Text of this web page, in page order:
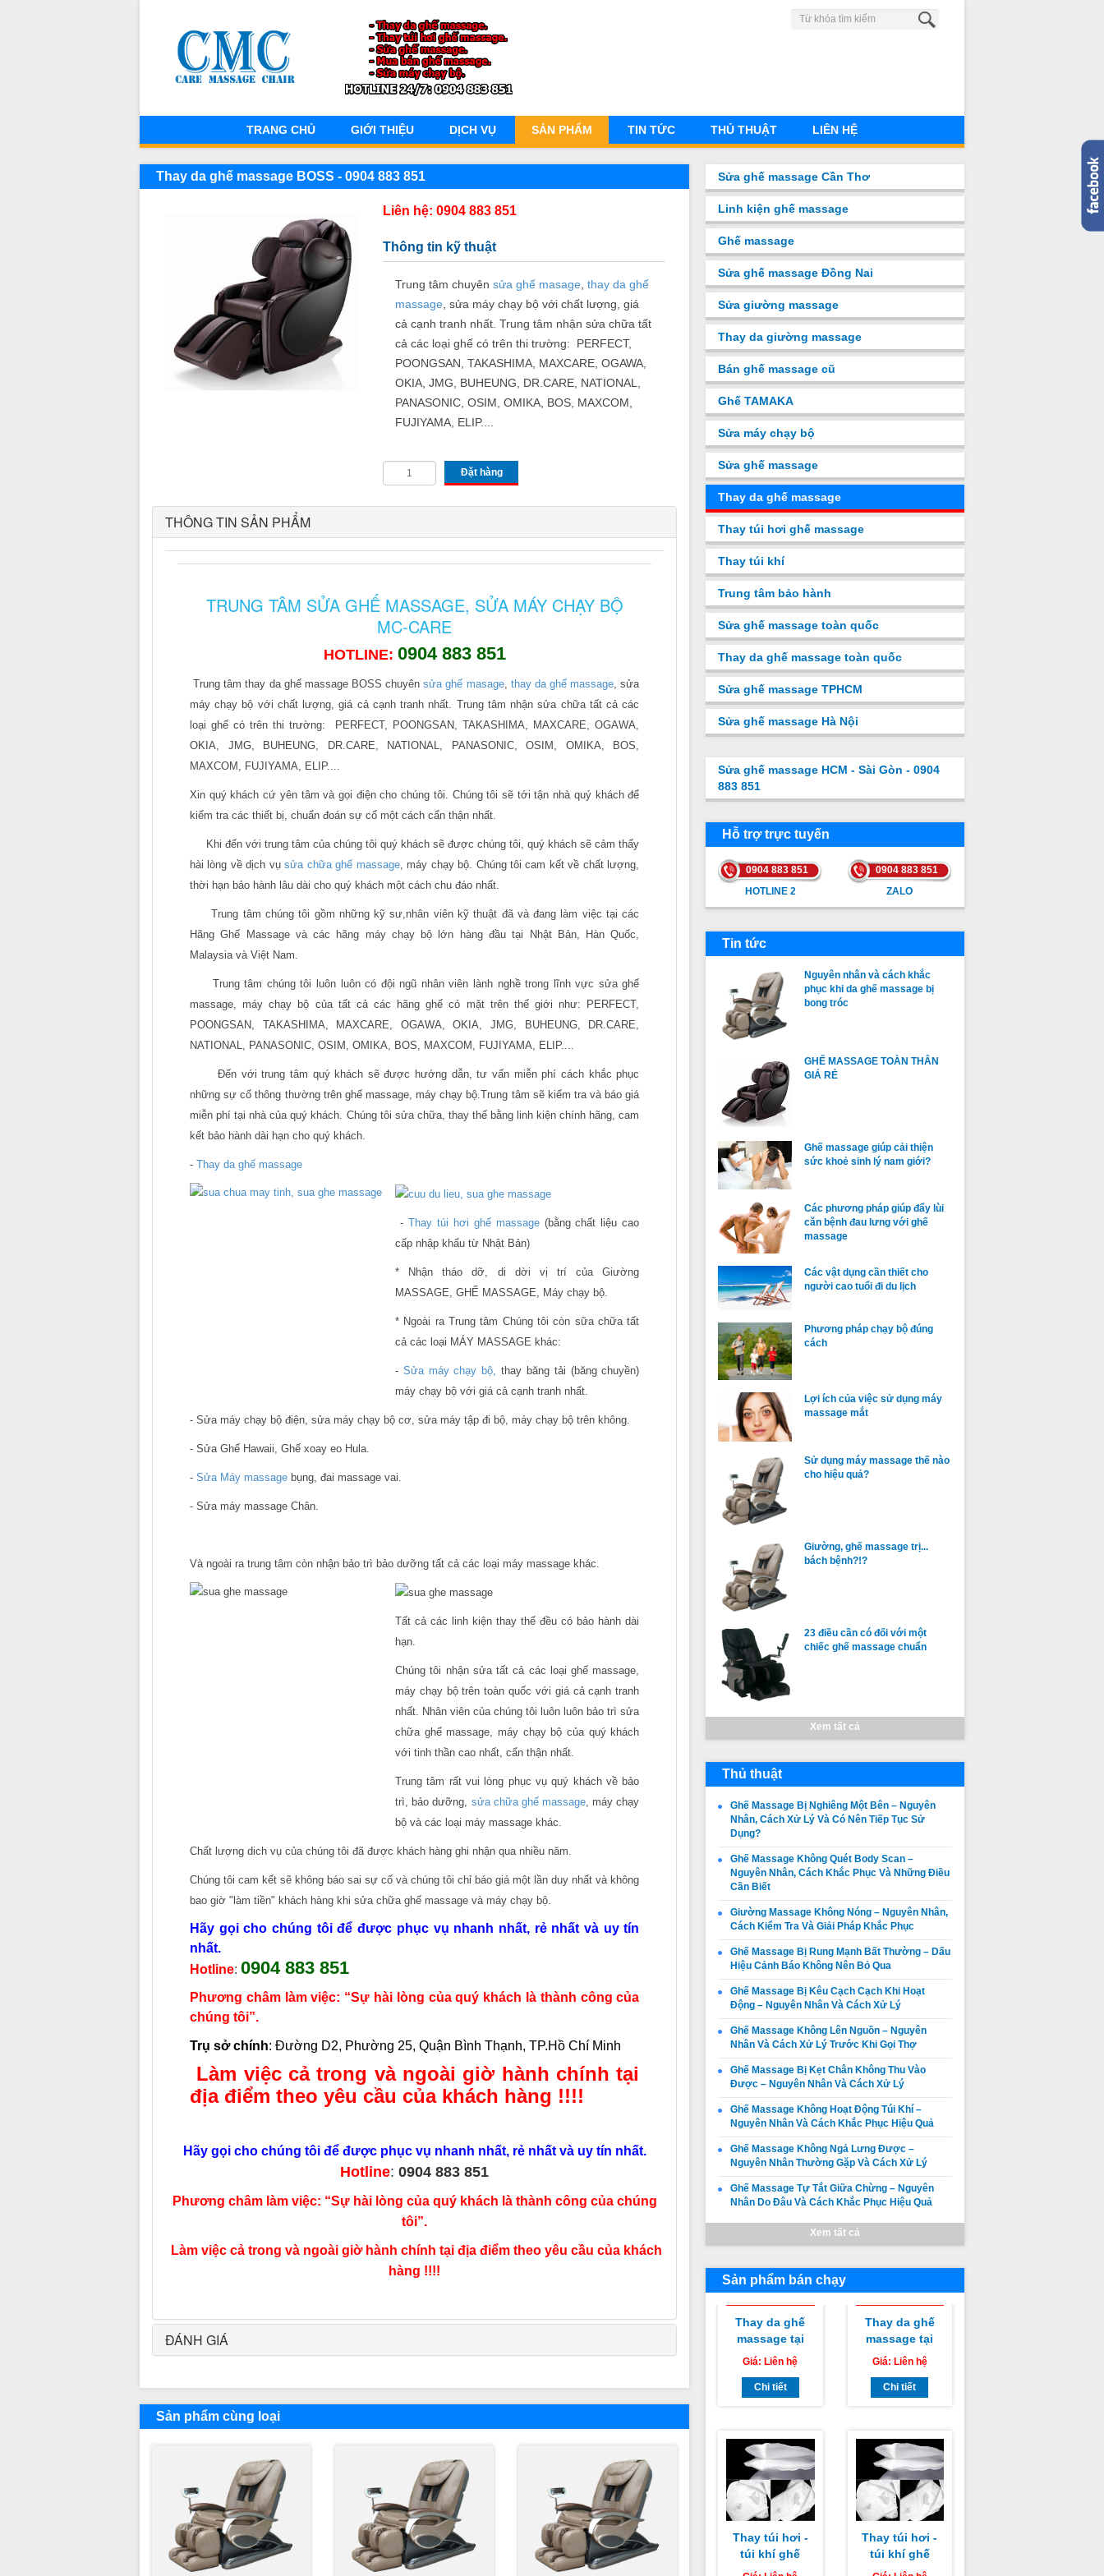
TRANG CHỦ GIỚI THIỆU DỊCH VỤ SẢN PHẨM TIN TỨC THỦ THUẬT LIÊN HỆ
Thay da ghế massage BOSS - 0904 883 851
Liên hệ: 0904 883 851
Thông tin kỹ thuật
Trung tâm chuyênsửa ghế masage ,thay da ghế
massage , sửa máy chạy bộ với chất lượng, giá
cả cạnh tranh nhất. Trung tâm nhận sửa chữa tất
cả các loại ghế có trên thi trường: PERFECT,
POONGSAN, TAKASHIMA, MAXCARE, OGAWA,
OKIA, JMG, BUHEUNG, DR.CARE, NATIONAL,
PANASONIC, OSIM, OMIKA, BOS, MAXCOM,
FUJIYAMA, ELIP....
Đặt hàng
THÔNG TIN SẢN PHẨM
TRUNG TÂM SỬA GHẾ MASSAGE, SỬA MÁY CHẠY BỘ
MC-CARE
HOTLINE: 0904 883 851
Trung tâm thay da ghế massage BOSS chuyênsửa ghế masage, thay da ghế massage, sửa
máy chạy bộ với chất lượng, giá cả cạnh tranh nhất. Trung tâm nhận sửa chữa tất cả các
loại ghế có trên thi trường:
PERFECT, POONGSAN, TAKASHIMA, MAXCARE, OGAWA,
OKIA, JMG, BUHEUNG, DR.CARE, NATIONAL, PANASONIC, OSIM, OMIKA, BOS,
MAXCOM, FUJIYAMA, ELIP....
Xin quý khách cứ yên tâm và gọi điện cho chúng tôi. Chúng tôi sẽ tới tận nhà quý khách để
kiểm tra các thiết bị, chuẩn đoán sự cố một cách cẩn thận nhất.
Khi đến với trung tâm của chúng tôi quý khách sẽ được chúng tôi, quý khách sẽ cảm thấy
hài lòng về dịch vụsửa chữa ghế massage, máy chạy bộ. Chúng tôi cam kết về chất lượng,
thời hạn bảo hành lâu dài cho quý khách một cách chu đáo nhất.
Trung tâm chúng tôi gồm những kỹ sư,nhân viên kỹ thuật đã và đang làm việc tại các
Hãng Ghế Massage và các hãng máy chạy bộ lớn hàng đầu tại Nhật Bản, Hàn Quốc,
Malaysia và Việt Nam.
Trung tâm chúng tôi luôn luôn có đội ngũ nhân viên lành nghề trong lĩnh vực sửa ghế
massage, máy chạy bộ của tất cả các hãng ghế có mặt trên thế giới như: PERFECT,
POONGSAN, TAKASHIMA, MAXCARE, OGAWA, OKIA, JMG, BUHEUNG, DR.CARE,
NATIONAL, PANASONIC, OSIM, OMIKA, BOS, MAXCOM, FUJIYAMA, ELIP....
Đến với trung tâm quý khách sẽ được hướng dẫn, tư vấn miễn phí cách khắc phục
những sự cố thông thường trên ghế massage, máy chạy bộ.Trung tâm sẽ kiểm tra và báo giá
miễn phí tại nhà của quý khách. Chúng tôi sửa chữa, thay thế bằng linh kiện chính hãng, cam
kết bảo hành dài hạn cho quý khách.
- Thay da ghế massage
- Thay túi hơi ghế massage(bằng chất liệu cao
cấp nhập khẩu từ Nhật Bản)
* Nhận tháo dỡ, di dời vị trí của Giường
MASSAGE, GHẾ MASSAGE, Máy chạy bộ.
* Ngoài ra Trung tâm Chúng tôi còn sữa chữa tất
cả các loại MÁY MASSAGE khác:
- Sửa máy chạy bộ,
thay băng tải (băng chuyền)
máy chạy bộ với giá cả cạnh tranh nhất.
- Sửa máy chạy bộ điện, sửa máy chạy bộ cơ, sửa máy tập đi bộ, máy chạy bộ trên không.
- Sửa Ghế Hawaii, Ghế xoay eo Hula.
- Sửa Máy massage bụng, đai massage vai.
- Sửa máy massage Chân.
Và ngoài ra trung tâm còn nhận bảo trì bảo dưỡng tất cả các loại máy massage khác.
Tất cả các linh kiện thay thế đều có bảo hành dài
hạn.
Chúng tôi nhận sửa tất cả các loại ghế massage,
máy chạy bộ trên toàn quốc với giá cả cạnh tranh
nhất. Nhân viên của chúng tôi luôn luôn bảo trì sửa
chữa ghế massage, máy chạy bộ của quý khách
với tinh thần cao nhất, cẩn thận nhất.
Trung tâm rất vui lòng phục vụ quý khách về bảo
trì, bảo dưỡng, sửa chữa ghế massage, máy chạy
bộ và các loại máy massage khác.
Chất lượng dich vụ của chúng tôi đã được khách hàng ghi nhận qua nhiều năm.
Chúng tôi cam kết sẽ không báo sai sự cố và chúng tôi chỉ báo giá một lần duy nhất và không
bao giờ "làm tiền" khách hàng khi sửa chữa ghế massage và máy chạy bộ.
Hãy gọi cho chúng tôi để được phục vụ nhanh nhất, rẻ nhất và uy tín
nhất.
Hotline: 0904 883 851
Phương châm làm việc: “Sự hài lòng của quý khách là thành công của
chúng tôi”.
Trụ sở chính: Đường D2, Phường 25, Quận Bình Thạnh, TP.Hồ Chí Minh
Làm việc cả trong và ngoài giờ hành chính tại
địa điểm theo yêu cầu của khách hàng !!!!
Hãy gọi cho chúng tôi để được phục vụ nhanh nhất, rẻ nhất và uy tín nhất.
Hotline:0904 883 851
Phương châm làm việc: “Sự hài lòng của quý khách là thành công của chúng
tôi”.
Làm việc cả trong và ngoài giờ hành chính tại địa điểm theo yêu cầu của khách
hàng !!!!
ĐÁNH GIÁ
Sản phẩm cùng loại
Sửa ghế massage Cần Thơ
Linh kiện ghế massage
Ghế massage
Sửa ghế massage Đồng Nai
Sửa giường massage
Thay da giường massage
Bán ghế massage cũ
Ghế TAMAKA
Sửa máy chạy bộ
Sửa ghế massage
Thay da ghế massage
Thay túi hơi ghế massage
Thay túi khí
Trung tâm bảo hành
Sửa ghế massage toàn quốc
Thay da ghế massage toàn quốc
Sửa ghế massage TPHCM
Sửa ghế massage Hà Nội
Sửa ghế massage HCM - Sài Gòn - 0904
883 851
Hỗ trợ trực tuyến
0904 883 851
HOTLINE 2
HOTLINE 2
0904 883 851
ZALO
ZALO
Tin tức
Nguyên nhân và cách khắc
phục khi da ghế massage bị
bong tróc
GHẾ MASSAGE TOÀN THÂN
GIÁ RẺ
Ghế massage giúp cải thiện
sức khoẻ sinh lý nam giới?
Các phương pháp giúp đẩy lùi
căn bệnh đau lưng với ghế
massage
Các vật dụng cần thiết cho
người cao tuổi đi du lịch
Phương pháp chạy bộ đúng
cách
Lợi ích của việc sử dụng máy
massage mắt
Sử dụng máy massage thế nào
cho hiệu quả?
Giường, ghế massage trị...
bách bệnh?!?
23 điều cần có đối với một
chiếc ghế massage chuẩn
Xem tất cả
Thủ thuật
Ghế Massage Bị Nghiêng Một Bên – Nguyên
Nhân, Cách Xử Lý Và Có Nên Tiếp Tục Sử
Dụng?
Ghế Massage Không Quét Body Scan –
Nguyên Nhân, Cách Khắc Phục Và Những Điều
Cần Biết
Giường Massage Không Nóng – Nguyên Nhân,
Cách Kiểm Tra Và Giải Pháp Khắc Phục
Ghế Massage Bị Rung Mạnh Bất Thường – Dấu
Hiệu Cảnh Báo Không Nên Bỏ Qua
Ghế Massage Bị Kêu Cạch Cạch Khi Hoạt
Động – Nguyên Nhân Và Cách Xử Lý
Ghế Massage Không Lên Nguồn – Nguyên
Nhân Và Cách Xử Lý Trước Khi Gọi Thợ
Ghế Massage Bị Kẹt Chân Không Thu Vào
Được – Nguyên Nhân Và Cách Xử Lý
Ghế Massage Không Hoạt Động Túi Khí –
Nguyên Nhân Và Cách Khắc Phục Hiệu Quả
Ghế Massage Không Ngả Lưng Được –
Nguyên Nhân Thường Gặp Và Cách Xử Lý
Ghế Massage Tự Tắt Giữa Chừng – Nguyên
Nhân Do Đâu Và Cách Khắc Phục Hiệu Quả
Xem tất cả
Sản phẩm bán chạy
Ghế Massage
Không Quét
Nguyên Nhân,
Cách Khắc
Phục
Giá:Liên hệ
Thay da ghế
Huyện Tánh
Linh, Huyện
Hàm Tân Bình
Thuận chuyên
nghiệp uy tín
giá rẻ nhất
Giá:Liên hệ
Chi tiết
Thay da ghế
Huyện Đức
Hàm Thuận
Nam Bình Bình
Thuận chuyên
nghiệp uy tín
Giá:Liên hệ
Chi tiết
Thay da ghế
massage tại
Huyện Tuy
Phong, Huyện
Bắc Bình Bình
Thuận chuyên
nghiệp uy tín
giá rẻ nhất
Giá:Liên hệ
Chi tiết
massage tại
Huyện Hàm
Thuận Bắc
Bình Thuận
chuyên nghiệp
uy tín giá rẻ
Giá:Liên hệ
Chi tiết
massage tại
Thành phố
Phan Thiết
Bình Thuận
chuyên nghiệp
uy tín giá rẻ
Giá:Liên hệ
Chi tiết
Thay túi hơi -
túi khí ghế
massage
Huyện Hàm
Giá:Liên hệ
Thay túi hơi -
túi khí ghế
massage
Huyện Tánh
Giá:Liên hệ